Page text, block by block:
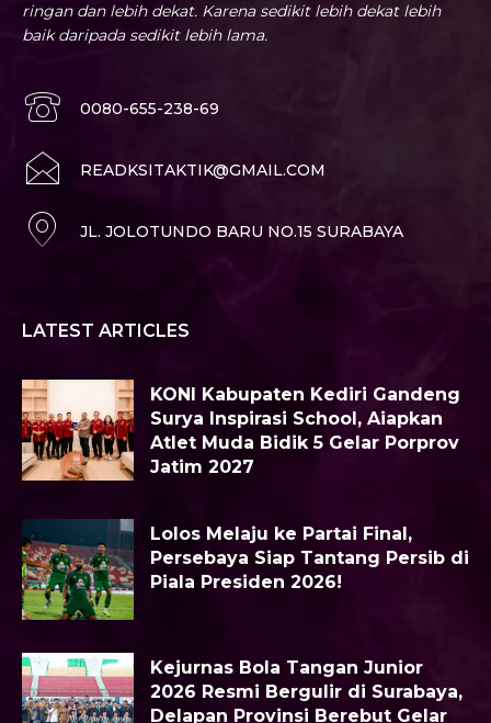
ringan dan lebih dekat. Karena sedikit lebih dekat lebih
baik daripada sedikit lebih lama.
0080-655-238-69
READKSITAKTIK@GMAIL.COM
JL. JOLOTUNDO BARU NO.15 SURABAYA
LATEST ARTICLES
KONI Kabupaten Kediri Gandeng
Surya Inspirasi School, Aiapkan
Atlet Muda Bidik 5 Gelar Porprov
Jatim 2027
Lolos Melaju ke Partai Final,
Persebaya Siap Tantang Persib di
Piala Presiden 2026!
Kejurnas Bola Tangan Junior
2026 Resmi Bergulir di Surabaya,
Delapan Provinsi Berebut Gelar